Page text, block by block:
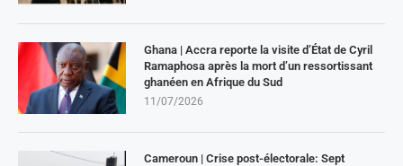
Ghana | Accra reporte la visite d’État de Cyril
Ramaphosa après la mort d’un ressortissant
ghanéen en Afrique du Sud
11/07/2026
Cameroun | Crise post-électorale: Sept